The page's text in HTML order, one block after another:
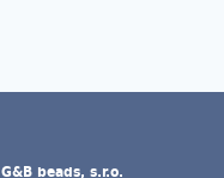
G&B beads, s.r.o.